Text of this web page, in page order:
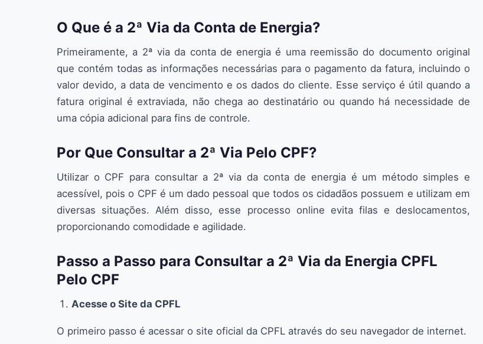
O Que é a 2ª Via da Conta de Energia?
Primeiramente, a 2ª via da conta de energia é uma reemissão do documento original
que contém todas as informações necessárias para o pagamento da fatura, incluindo o
valor devido, a data de vencimento e os dados do cliente. Esse serviço é útil quando a
fatura original é extraviada, não chega ao destinatário ou quando há necessidade de
uma cópia adicional para fins de controle.
Por Que Consultar a 2ª Via Pelo CPF?
Utilizar o CPF para consultar a 2ª via da conta de energia é um método simples e
acessível, pois o CPF é um dado pessoal que todos os cidadãos possuem e utilizam em
diversas situações. Além disso, esse processo online evita filas e deslocamentos,
proporcionando comodidade e agilidade.
Passo a Passo para Consultar a 2ª Via da Energia CPFL
Pelo CPF
Acesse o Site da CPFL
O primeiro passo é acessar o site oficial da CPFL através do seu navegador de internet.